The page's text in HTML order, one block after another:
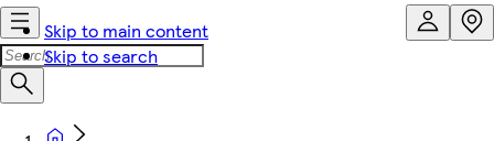
Skip to main content
Skip to search